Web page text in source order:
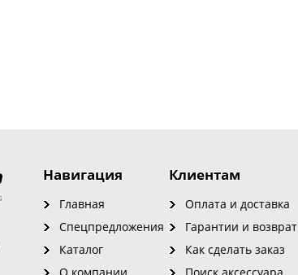
Навигация
Главная
Спецпредложения
Каталог
Клиентам
Оплата и доставка
Гарантии и возврат
Как сделать заказ